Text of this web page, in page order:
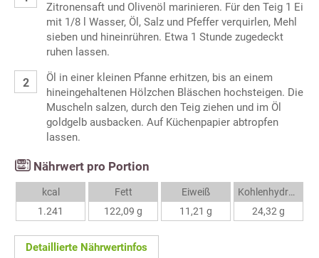
Zitronensaft und Olivenöl marinieren. Für den Teig 1 Ei
mit 1/8 l Wasser, Öl, Salz und Pfeffer verquirlen, Mehl
sieben und hineinrühren. Etwa 1 Stunde zugedeckt
ruhen lassen.
Öl in einer kleinen Pfanne erhitzen, bis an einem
hineingehaltenen Hölzchen Bläschen hochsteigen. Die
Muscheln salzen, durch den Teig ziehen und im Öl
goldgelb ausbacken. Auf Küchenpapier abtropfen
lassen.
Nährwert pro Portion
kcal
1.241
Fett
122,09 g
Eiweiß
11,21 g
Kohlenhydrate
24,32 g
Detaillierte Nährwertinfos